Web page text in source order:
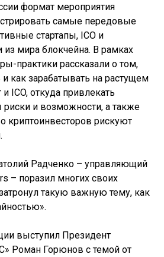
формат мероприятия
самые передовые
стартапы, ICO и
из мира блокчейна. В рамках
практики рассказали о том,
и как зарабатывать на растущем
ICO, откуда привлекать
риски и возможности, а также
криптоинвесторов рискуют
Радченко – управляющий
– поразил многих своих
такую важную тему, как
выступил Президент
Роман Горюнов с темой от